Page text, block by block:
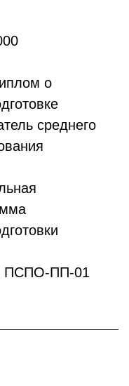
о
среднего
ПСПО-ПП-01